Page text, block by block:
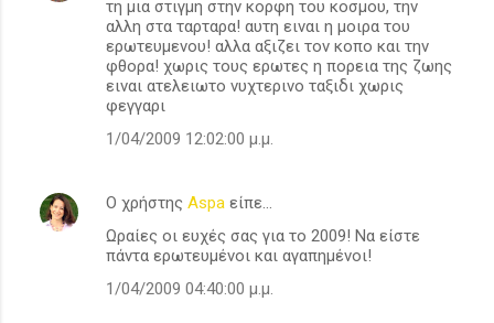
τη μια στιγμη στην κορφη του κοσμου, την
αλλη στα ταρταρα! αυτη ειναι η μοιρα του
ερωτευμενου! αλλα αξιζει τον κοπο και την
φθορα! χωρις τους ερωτες η πορεια της ζωης
ειναι ατελειωτο νυχτερινο ταξιδι χωρις
φεγγαρι
1/04/2009 12:02:00 μ.μ.
Ο χρήστης Aspa είπε…
Ωραίες οι ευχές σας για το 2009! Να είστε
πάντα ερωτευμένοι και αγαπημένοι!
1/04/2009 04:40:00 μ.μ.